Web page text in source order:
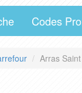
Codes
Arras